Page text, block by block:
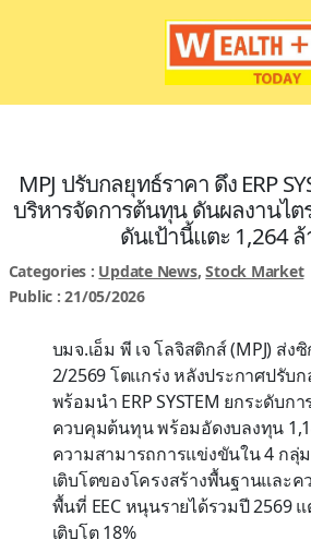
MPJ ปรับกลยุทธ์ราคา ดึง ERP
บริหารจัดการต้นทุน ดันผลงานไต
ดันเป้านี้แตะ 1,264
Categories : Update News,Stock Market
Public : 21/05/2026
บมจ.เอ็ม พี เจ โลจิสติกส์ (MPJ) ส่ง
2/2569 โตแกร่ง หลังประกาศปรับ
พร้อมนำ ERP SYSTEM ยกระดับก
ควบคุมต้นทุน พร้อมอัดงบลงทุน
ความสามารถการแข่งขันใน 4 กลุ่
เติบโตของโครงสร้างพื้นฐานและ
พื้นที่ EEC หนุนรายได้รวมปี 2569
เติบโต 18%